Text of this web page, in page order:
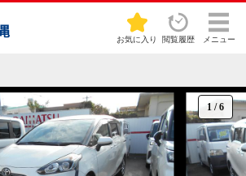
お気に入り 閲覧履歴 メニュー
1 /6